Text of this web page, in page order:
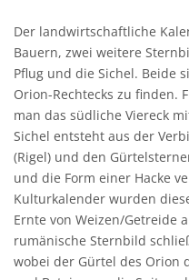
Der landwirtschaftliche
Bauern, zwei weitere
Pflug und die Sichel. Beide
Orion-Rechtecks zu finden.
man das südliche Viereck
Sichel entsteht aus der
(Rigel) und den
und die Form einer Hacke
Kulturkalender wurden
Ernte von Weizen/Getreide
rumänische Sternbild
wobei der Gürtel des Orion